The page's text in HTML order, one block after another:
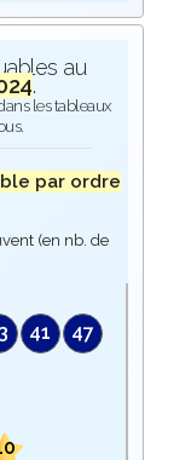
au
.
les tableaux
par ordre
(en nb. de
41
47